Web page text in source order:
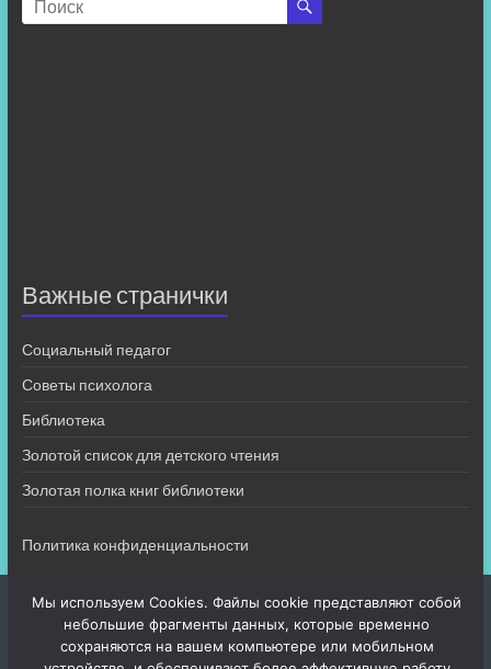
Важные странички
Социальный педагог
Советы психолога
Библиотека
Золотой список для детского чтения
Золотая полка книг библиотеки
Политика конфиденциальности
Мы используем Cookies. Файлы cookie представляют собой
небольшие фрагменты данных, которые временно
сохраняются на вашем компьютере или мобильном